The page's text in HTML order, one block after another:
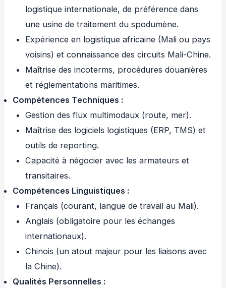
logistique internationale, de préférence dans
une usine de traitement du spodumène.
Expérience en logistique africaine (Mali ou pays
voisins) et connaissance des circuits Mali-Chine.
Maîtrise des incoterms, procédures douanières
et réglementations maritimes.
Compétences Techniques :
Gestion des flux multimodaux (route, mer).
Maîtrise des logiciels logistiques (ERP, TMS) et
outils de reporting.
Capacité à négocier avec les armateurs et
transitaires.
Compétences Linguistiques :
Français (courant, langue de travail au Mali).
Anglais (obligatoire pour les échanges
internationaux).
Chinois (un atout majeur pour les liaisons avec
la Chine).
Qualités Personnelles :